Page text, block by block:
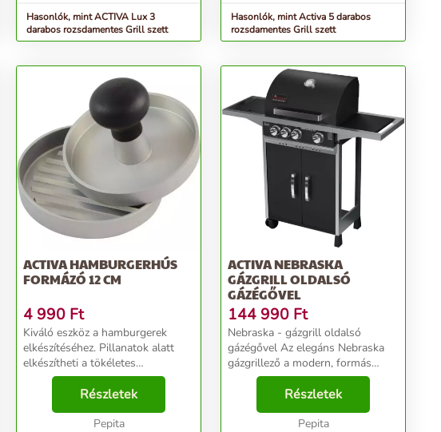
Hasonlók, mint ACTIVA Lux 3
darabos rozsdamentes Grill szett
Hasonlók, mint Activa 5 darabos
rozsdamentes Grill szett
ACTIVA HAMBURGERHÚS
FORMÁZÓ 12 CM
4 990 Ft
Kiváló eszköz a hamburgerek
elkészítéséhez. Pillanatok alatt
elkészítheti a tökéletes
hamburgert. Egyforma
nagyságuknak köszönhetően,
mindegyik egyszerre készül el, így
pontosabban kiszámítható a süt...
Részletek
Pepita
ACTIVA NEBRASKA
GÁZGRILL OLDALSÓ
GÁZÉGŐVEL
144 990 Ft
Nebraska - gázgrill oldalsó
gázégővel Az elegáns Nebraska
gázgrillező a modern, formás
dizájnjával akár 10 személy
számára is elegendő
ételmennyiséggel képes
élvezetesebbé tenni a kerti
Részletek
Pepita